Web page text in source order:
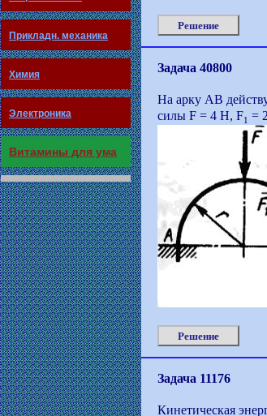
Прикладн. механика
Химия
Электроника
Витамины для ума
Решение
Задача 40800
На арку АВ
силы F = 4 Н, F1 =
Решение
Задача 11176
Кинетическая